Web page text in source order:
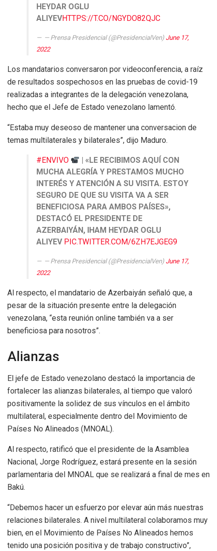
HEYDAR OGLU
ALIYEVHTTPS://T.CO/NGYDO82QJC
— Prensa Presidencial (@PresidencialVen) June 17,
2022
Los mandatarios conversaron por videoconferencia, a raíz
de resultados sospechosos en las pruebas de covid-19
realizadas a integrantes de la delegación venezolana,
hecho que el Jefe de Estado venezolano lamentó.
“Estaba muy deseoso de mantener una conversacion de
temas multilaterales y bilaterales”, dijo Maduro.
#ENVIVO
| «LE RECIBIMOS AQUÍ CON
MUCHA ALEGRÍA Y PRESTAMOS MUCHO
INTERÉS Y ATENCIÓN A SU VISITA. ESTOY
SEGURO DE QUE SU VISITA VA A SER
BENEFICIOSA PARA AMBOS PAÍSES»,
DESTACÓ EL PRESIDENTE DE
AZERBAIYÁN, IHAM HEYDAR OGLU
ALIYEV PIC.TWITTER.COM/6ZH7EJGEG9
— Prensa Presidencial (@PresidencialVen) June 17,
2022
Al respecto, el mandatario de Azerbaiyán señaló que, a
pesar de la situación presente entre la delegación
venezolana, “esta reunión online también va a ser
beneficiosa para nosotros”.
Alianzas
El jefe de Estado venezolano destacó la importancia de
fortalecer las alianzas bilaterales, al tiempo que valoró
positivamente la solidez de sus vínculos en el ámbito
multilateral, especialmente dentro del Movimiento de
Países No Alineados (MNOAL).
Al respecto, ratificó que el presidente de la Asamblea
Nacional, Jorge Rodríguez, estará presente en la sesión
parlamentaria del MNOAL que se realizará a final de mes en
Bakú.
“Debemos hacer un esfuerzo por elevar aún más nuestras
relaciones bilaterales. A nivel multilateral colaboramos muy
bien, en el Movimiento de Países No Alineados hemos
tenido una posición positiva y de trabajo constructivo”,